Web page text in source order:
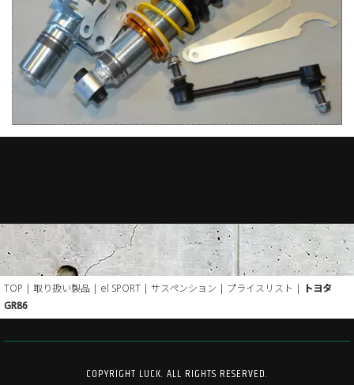
TOP | 取り扱い製品 | el SPORT | サスペンション | プライスリスト | トヨタ
GR86
COPYRIGHT LUCK. ALL RIGHTS RESERVED.